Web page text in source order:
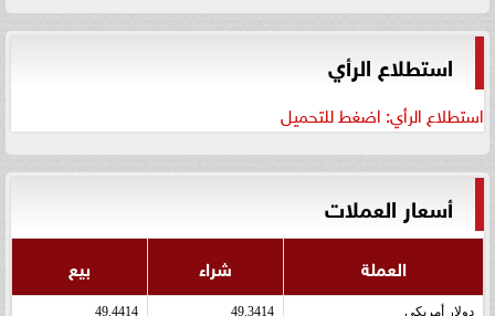
استطلاع الرأي
استطلاع الرأي: اضغط للتحميل
أسعار العملات
العملة شراء بيع
دولار أمريكى 49.3414
49.4414